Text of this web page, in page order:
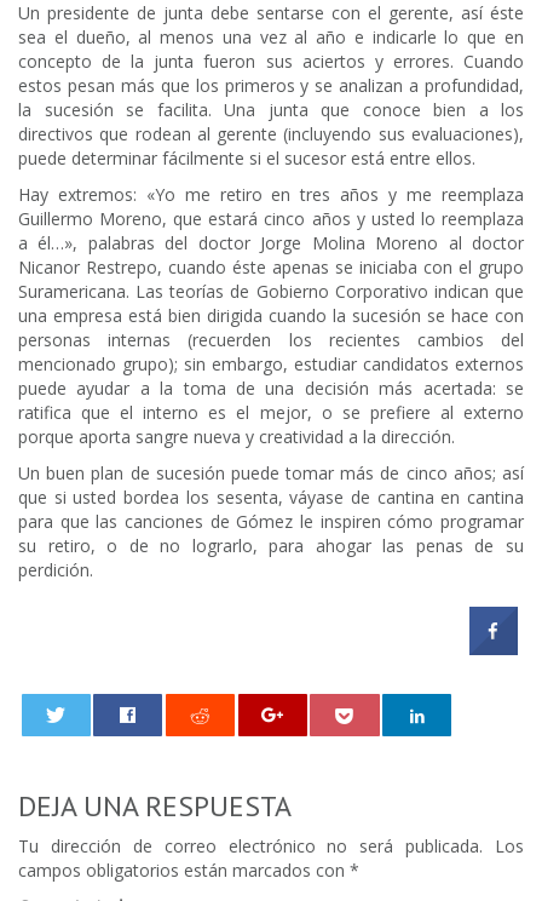
Un presidente de junta debe sentarse con el gerente, así éste
sea el dueño, al menos una vez al año e indicarle lo que en
concepto de la junta fueron sus aciertos y errores. Cuando
estos pesan más que los primeros y se analizan a profundidad,
la sucesión se facilita. Una junta que conoce bien a los
directivos que rodean al gerente (incluyendo sus evaluaciones),
puede determinar fácilmente si el sucesor está entre ellos.
Hay extremos: «Yo me retiro en tres años y me reemplaza
Guillermo Moreno, que estará cinco años y usted lo reemplaza
a él…», palabras del doctor Jorge Molina Moreno al doctor
Nicanor Restrepo, cuando éste apenas se iniciaba con el grupo
Suramericana. Las teorías de Gobierno Corporativo indican que
una empresa está bien dirigida cuando la sucesión se hace con
personas internas (recuerden los recientes cambios del
mencionado grupo); sin embargo, estudiar candidatos externos
puede ayudar a la toma de una decisión más acertada: se
ratifica que el interno es el mejor, o se prefiere al externo
porque aporta sangre nueva y creatividad a la dirección.
Un buen plan de sucesión puede tomar más de cinco años; así
que si usted bordea los sesenta, váyase de cantina en cantina
para que las canciones de Gómez le inspiren cómo programar
su retiro, o de no lograrlo, para ahogar las penas de su
perdición.
DEJA UNA RESPUESTA
Tu dirección de correo electrónico no será publicada.
Los
campos obligatorios están marcados con *